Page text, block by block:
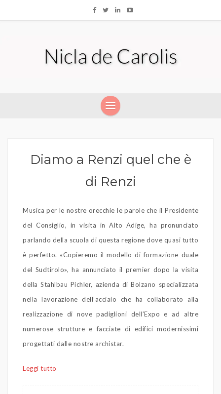
Diamo a Renzi quel che è
di Renzi
Musica per le nostre orecchie le parole che il Presidente
del Consiglio, in visita in Alto Adige, ha pronunciato
parlando della scuola di questa regione dove quasi tutto
è perfetto. «Copieremo il modello di formazione duale
del Sudtirolo», ha annunciato il premier dopo la visita
della Stahlbau Pichler, azienda di Bolzano specializzata
nella lavorazione dell’acciaio che ha collaborato alla
realizzazione di nove padiglioni dell’Expo e ad altre
numerose strutture e facciate di edifici modernissimi
progettati dalle nostre archistar.
Leggi tutto